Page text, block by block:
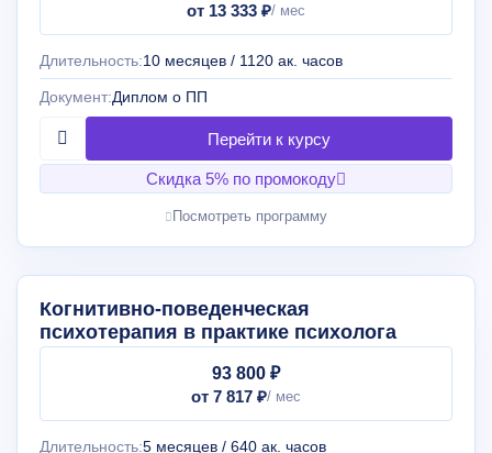
от 13 333 ₽
Длительность:10 месяцев / 1120 ак. часов
Документ:Диплом о ПП
Скидка 5% по промокоду
Посмотреть программу
Когнитивно-поведенческая
психотерапия в практике психолога
93 800 ₽
от 7 817 ₽
Длительность:5 месяцев / 640 ак. часов